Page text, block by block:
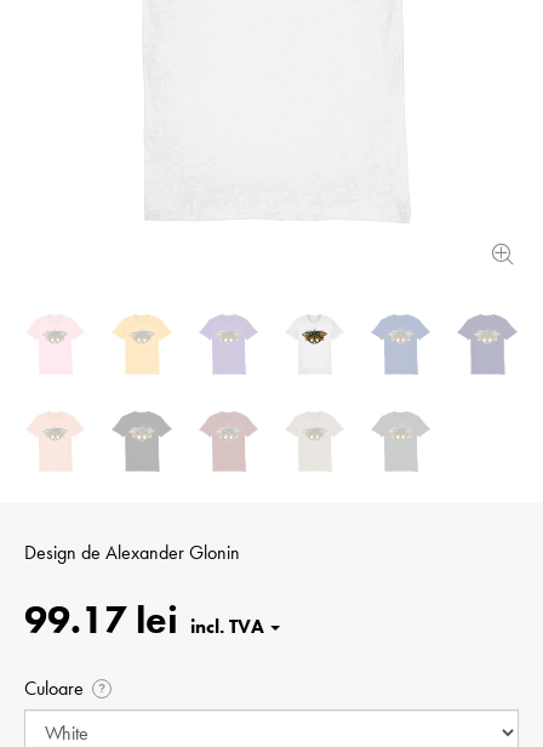
Design de Alexander Glonin
99.17 lei
Culoare ?